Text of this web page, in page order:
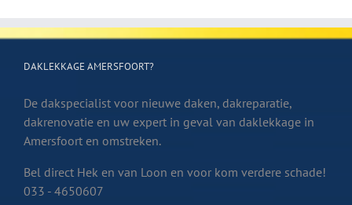
DAKLEKKAGE AMERSFOORT?
De dakspecialist voor nieuwe daken, dakreparatie,
dakrenovatie en uw expert in geval van daklekkage in
Amersfoort en omstreken.
Bel direct Hek en van Loon en voor kom verdere schade!
033 - 4650607